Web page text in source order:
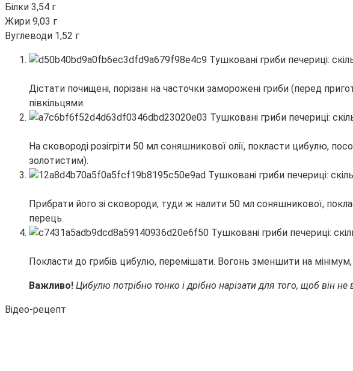
Білки 3,54 г
Жири 9,03 г
Вуглеводи 1,52 г
Дістати почищені, порізані на часточки заморожені гриби (перед
півкільцями.
На сковороді розігріти 50 мл соняшникової олії, покласти цибулю,
золотистим).
Прибрати його зі сковороди, туди ж налити 50 мл соняшникової,
перець.
Покласти до грибів цибулю, перемішати. Вогонь зменшити на
Важливо! Цибулю потрібно тонко і дрібно нарізати для того, щоб він
Відео-рецепт